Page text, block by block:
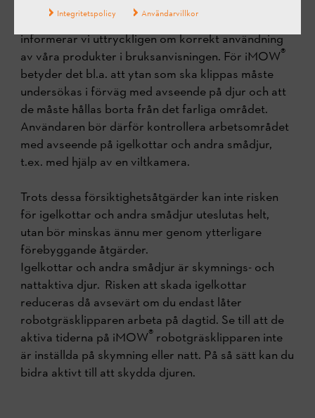
rådgivning och instruktioner om korrekt hantering
av maskinen innan de köper produkten. Dessutom
informerar vi uttryckligen om korrekt användning
av våra produkter i bruksanvisningen. För iMOW®
betyder det bl.a. att ytan som ska klippas måste
undersökas i förväg med avseende på djur och att
de måste hållas borta från det farliga området.
Användaren bör därför kontrollera arbetsområdet
med avseende på igelkottar och andra smådjur,
t.ex. med hjälp av en viltkamera.
Trots dessa försiktighetsåtgärder kan inte risken
för igelkottar och andra smådjur uteslutas helt,
utan bör minskas ännu mer genom ytterligare
förebyggande åtgärder.
Igelkottar och andra smådjur är skymnings- och
nattaktiva djur. Risken att skada igelkottar
reduceras då avsevärt om du endast låter
robotgräsklipparen arbeta på dagtid. Se till att de
aktiva tiderna på iMOW® robotgräsklipparen inte
är inställda på skymning eller natt. På så sätt kan du
bidra aktivt till att skydda djuren.
Integritetspolicy Användarvillkor